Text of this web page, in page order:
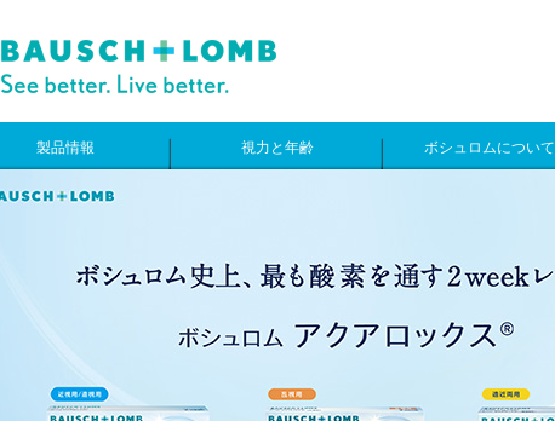
製品情報 視力と年齢 ボシュロムについて